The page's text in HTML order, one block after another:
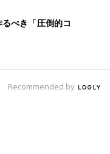
べき「圧倒的コ
Recommended by